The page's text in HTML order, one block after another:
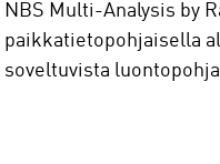
NBS Multi-Analysis by
paikkatietopohjaisella
soveltuvista